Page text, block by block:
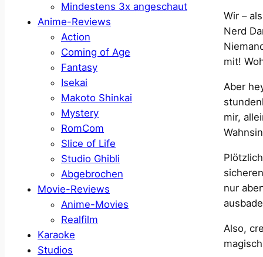
Mindestens 3x angeschaut
Anime-Reviews
Action
Coming of Age
Fantasy
Isekai
Makoto Shinkai
Mystery
RomCom
Slice of Life
Studio Ghibli
Abgebrochen
Movie-Reviews
Anime-Movies
Realfilm
Karaoke
Studios
Wir –
Nerd
mit!
Aber
mir,
nur
Also,